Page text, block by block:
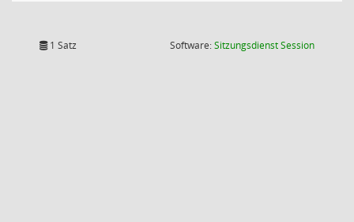
1 Satz Software:SitzungsdienstSession(Wird in